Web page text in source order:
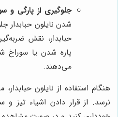
جلوگیری از پارگی و
شدن نایلون حبابدار
حبابدار، نقش
پاره شدن یا سوراخ
می‌دهند.
هنگام استفاده از نایلون
نرسد. از قرار دادن اشیاء تیز و